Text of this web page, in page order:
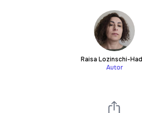
Raisa Lozinschi-
Autor